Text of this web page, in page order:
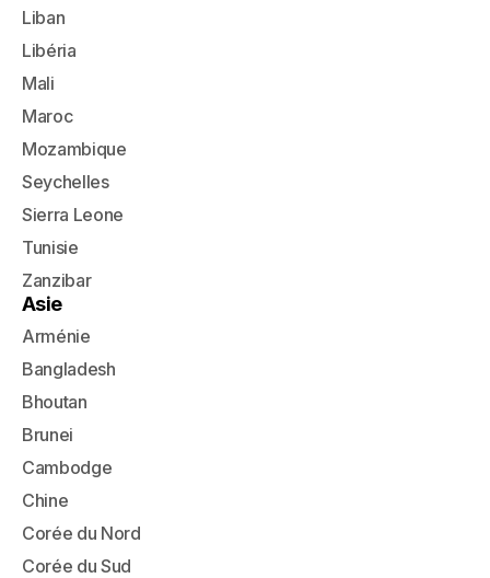
Liban
Libéria
Mali
Maroc
Mozambique
Seychelles
Sierra Leone
Tunisie
Zanzibar
Asie
Arménie
Bangladesh
Bhoutan
Brunei
Cambodge
Chine
Corée du Nord
Corée du Sud